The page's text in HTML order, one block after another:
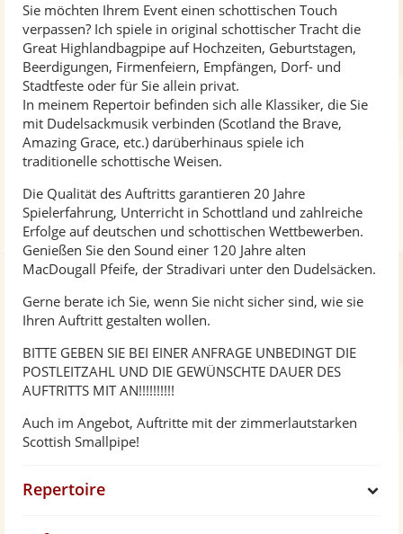
Sie möchten Ihrem Event einen schottischen Touch
verpassen? Ich spiele in original schottischer Tracht die
Great Highlandbagpipe auf Hochzeiten, Geburtstagen,
Beerdigungen, Firmenfeiern, Empfängen, Dorf- und
Stadtfeste oder für Sie allein privat.
In meinem Repertoir befinden sich alle Klassiker, die Sie
mit Dudelsackmusik verbinden (Scotland the Brave,
Amazing Grace, etc.) darüberhinaus spiele ich
traditionelle schottische Weisen.
Die Qualität des Auftritts garantieren 20 Jahre
Spielerfahrung, Unterricht in Schottland und zahlreiche
Erfolge auf deutschen und schottischen Wettbewerben.
Genießen Sie den Sound einer 120 Jahre alten
MacDougall Pfeife, der Stradivari unter den Dudelsäcken.
Gerne berate ich Sie, wenn Sie nicht sicher sind, wie sie
Ihren Auftritt gestalten wollen.
BITTE GEBEN SIE BEI EINER ANFRAGE UNBEDINGT DIE
POSTLEITZAHL UND DIE GEWÜNSCHTE DAUER DES
AUFTRITTS MIT AN!!!!!!!!!!
Auch im Angebot, Auftritte mit der zimmerlautstarken
Scottish Smallpipe!
Repertoire